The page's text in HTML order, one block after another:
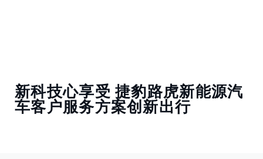
新科技心享受 捷豹路虎新能源汽
车客户服务方案创新出行